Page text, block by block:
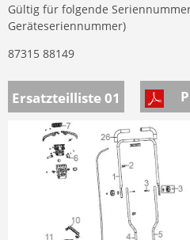
Gültig für folgende
Geräteseriennummer)
87315 88149
Ersatzteilliste 01